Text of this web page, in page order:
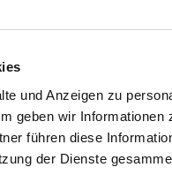
und Anzeigen zu
geben wir
führen diese
der Dienste